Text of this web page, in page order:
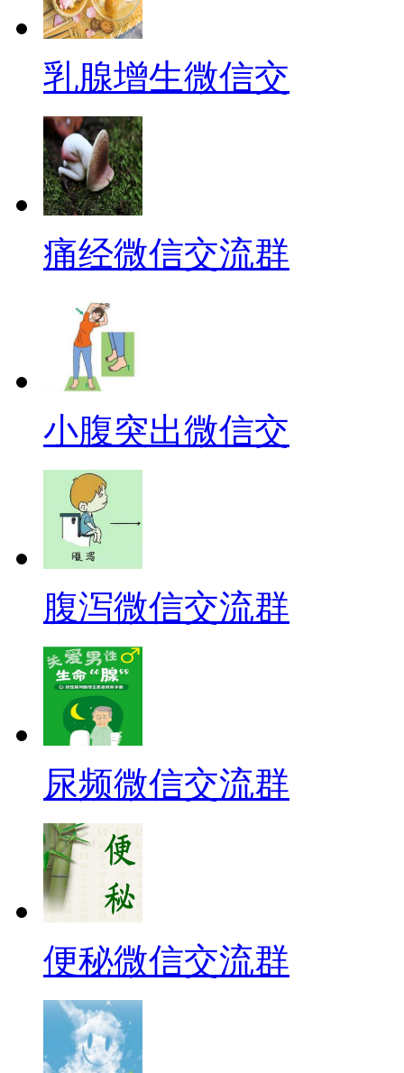
乳腺增生微信交
痛经微信交流群
小腹突出微信交
腹泻微信交流群
尿频微信交流群
便秘微信交流群